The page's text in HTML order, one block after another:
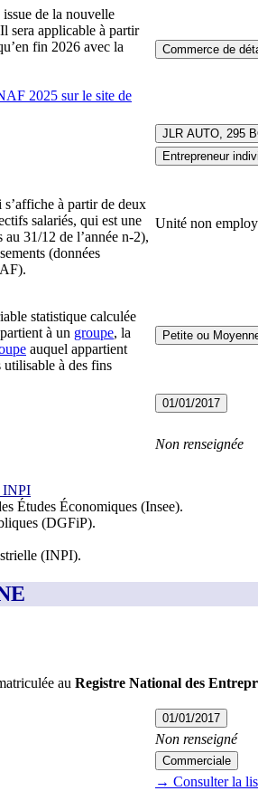
de la nouvelle
sera applicable à partir
fin 2026 avec la
2025 sur le site de
Commerce de
JLR AUTO, 295
Entrepreneur
à partir de deux
salariés, qui est une
au 31/12 de l’année n-2),
(données
Unité non
statistique calculée
à un groupe, la
auquel appartient
utilisable à des fins
Petite ou
01/01/2017
Non renseignée
INPI
Études Économiques (Insee).
(DGFiP).
(INPI).
au Registre National des
01/01/2017
Non renseigné
Commerciale
→ Consulter la